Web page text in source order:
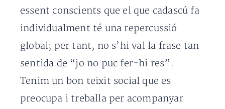
essent conscients que el que cadascú fa
individualment té una repercussió
global; per tant, no s’hi val la frase tan
sentida de “jo no puc fer-hi res”.
Tenim un bon teixit social que es
preocupa i treballa per acompanyar